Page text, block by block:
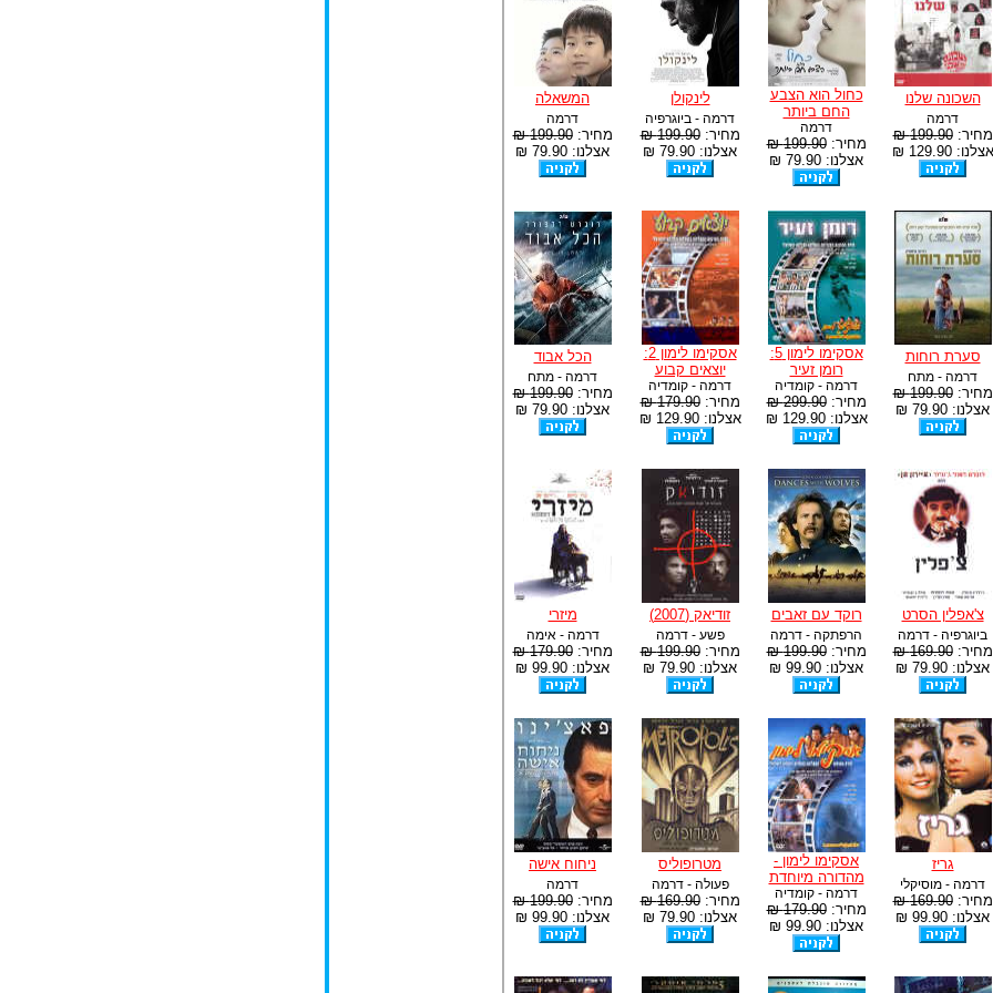
השכונה שלנו
דרמה
מחיר:199.90 ₪
אצלנו: 129.90 ₪
כחול הוא הצבע
החם ביותר
דרמה
מחיר:199.90 ₪
אצלנו: 79.90 ₪
לינקולן
דרמה - ביוגרפיה
מחיר:199.90 ₪
אצלנו: 79.90 ₪
המשאלה
דרמה
מחיר:199.90 ₪
אצלנו: 79.90 ₪
סערת רוחות
דרמה - מתח
מחיר:199.90 ₪
אצלנו: 79.90 ₪
אסקימו לימון 5:
רומן זעיר
דרמה - קומדיה
מחיר:299.90 ₪
אצלנו: 129.90 ₪
אסקימו לימון 2:
יוצאים קבוע
דרמה - קומדיה
מחיר:179.90 ₪
אצלנו: 129.90 ₪
הכל אבוד
דרמה - מתח
מחיר:199.90 ₪
אצלנו: 79.90 ₪
צ'אפלין הסרט
ביוגרפיה - דרמה
מחיר:169.90 ₪
אצלנו: 79.90 ₪
רוקד עם זאבים
הרפתקה - דרמה
מחיר:199.90 ₪
אצלנו: 99.90 ₪
זודיאק (2007)
פשע - דרמה
מחיר:199.90 ₪
אצלנו: 79.90 ₪
מיזרי
דרמה - אימה
מחיר:179.90 ₪
אצלנו: 99.90 ₪
גריז
דרמה - מוסיקלי
מחיר:169.90 ₪
אצלנו: 99.90 ₪
אסקימו לימון -
מהדורה מיוחדת
דרמה - קומדיה
מחיר:179.90 ₪
אצלנו: 99.90 ₪
מטרופוליס
פעולה - דרמה
מחיר:169.90 ₪
אצלנו: 79.90 ₪
ניחוח אישה
דרמה
מחיר:199.90 ₪
אצלנו: 99.90 ₪